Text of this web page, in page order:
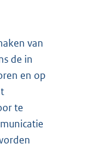
van
de in
en op
te